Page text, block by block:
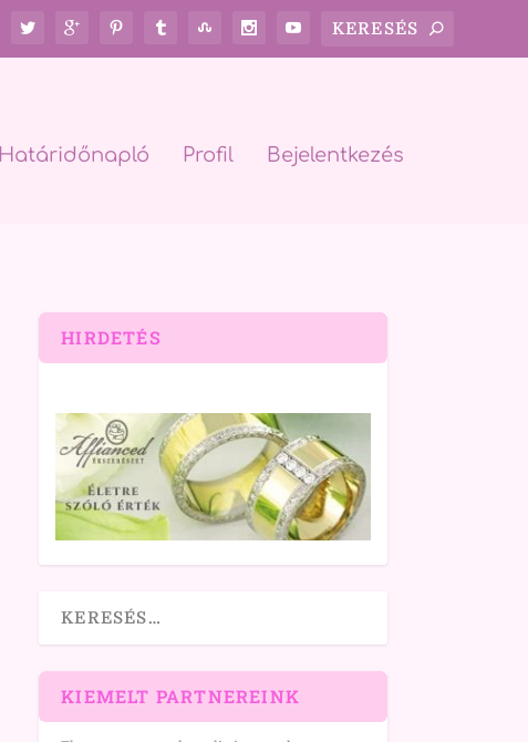
Határidőnapló Profil Bejelentkezés
HIRDETÉS
KIEMELT PARTNEREINK